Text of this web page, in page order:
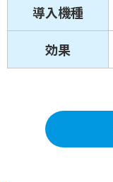
導入機種
効果